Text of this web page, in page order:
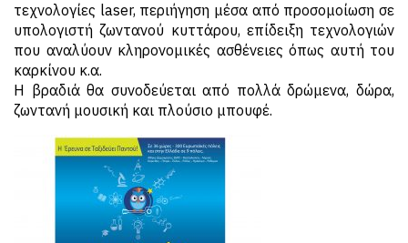
τεχνολογίες laser, περιήγηση μέσα από προσομοίωση σε
υπολογιστή ζωντανού κυττάρου, επίδειξη τεχνολογιών
που αναλύουν κληρονομικές ασθένειες όπως αυτή του
καρκίνου κ.α.
Η βραδιά θα συνοδεύεται από πολλά δρώμενα, δώρα,
ζωντανή μουσική και πλούσιο μπουφέ.